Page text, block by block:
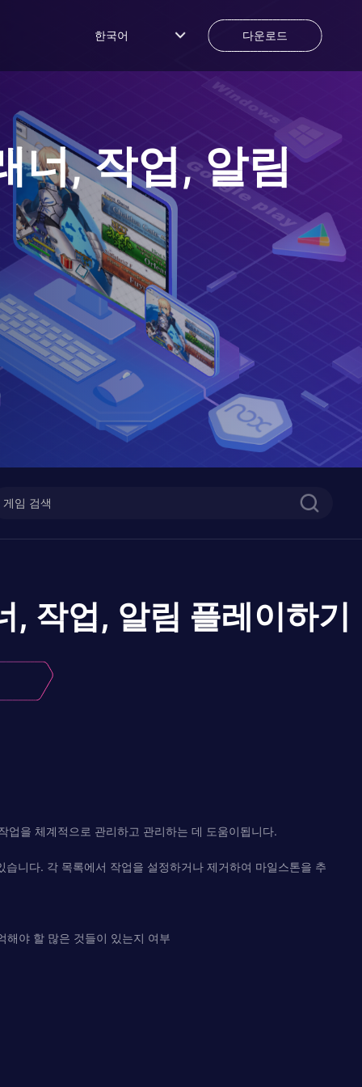
한국어 다운로드
너, 작업, 알림
, 작업, 알림 플레이하기
을 체계적으로 관리하고 관리하는 데 도움이됩니다.
니다. 각 목록에서 작업을 설정하거나 제거하여 마일스톤을 추
해야 할 많은 것들이 있는지 여부